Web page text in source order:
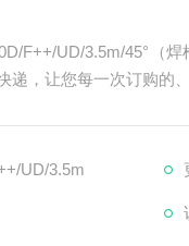
焊枪） 真正实现源头采购，省去代理商
递，让您每一次订购的
UD/3.5m